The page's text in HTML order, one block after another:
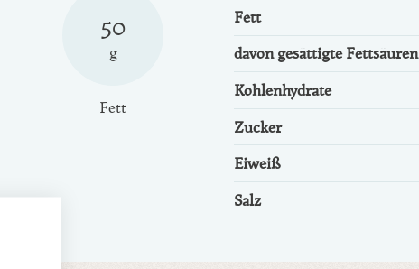
50
g
Fett
Fett
davon gesättigte Fettsäuren
Kohlenhydrate
Zucker
Eiweiß
Salz